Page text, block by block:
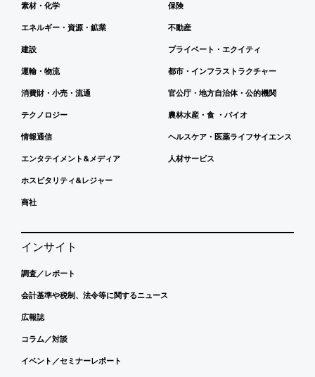
素材・化学
エネルギー・資源・鉱業
建設
運輸・物流
消費財・小売・流通
テクノロジー
情報通信
エンタテイメント&メディア
ホスピタリティ&レジャー
商社
保険
不動産
プライベート・エクイティ
都市・インフラストラクチャー
官公庁・地方自治体・公的機関
農林水産・食 ・バイオ
ヘルスケア・医薬ライフサイエンス
人材サービス
インサイト
調査／レポート
会計基準や税制、法令等に関するニュース
広報誌
コラム／対談
イベント／セミナーレポート